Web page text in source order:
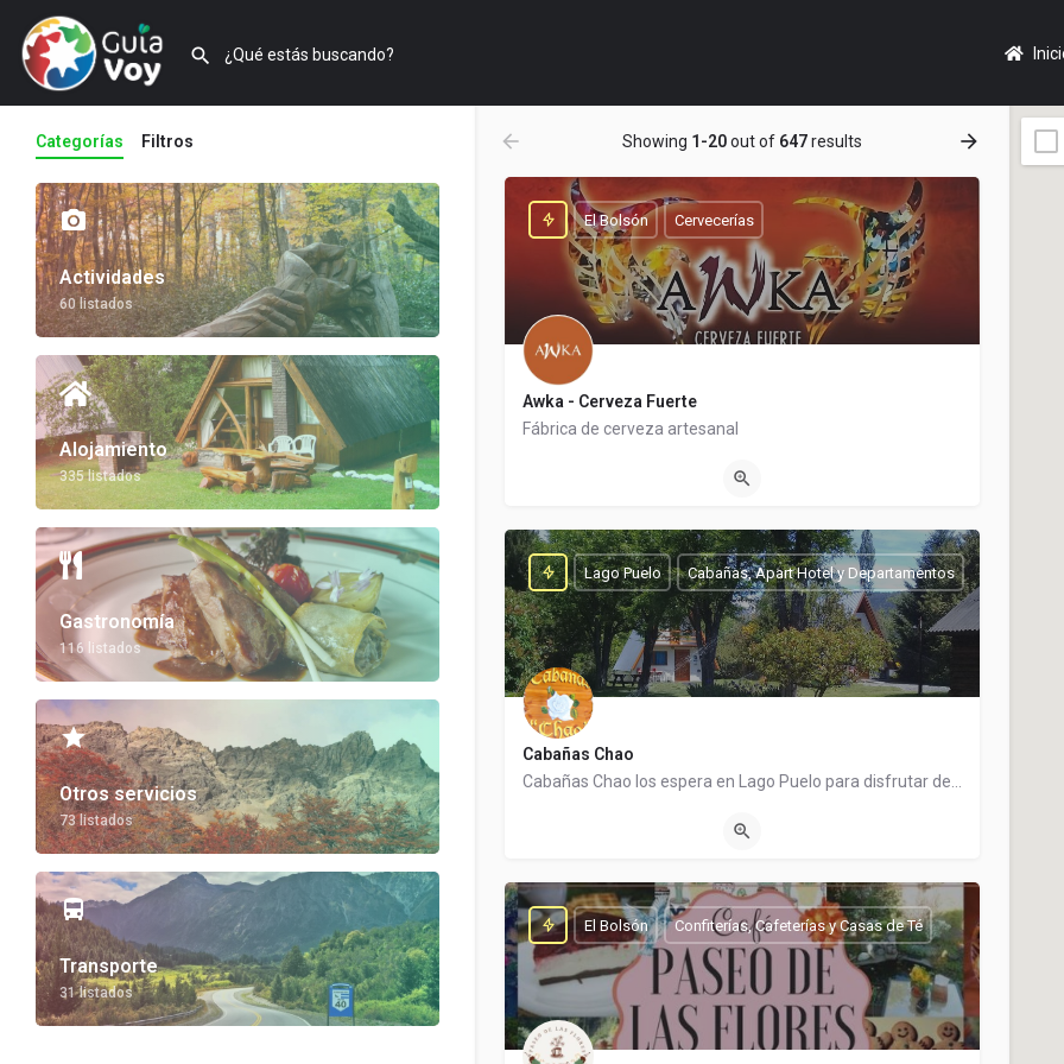
Categorías Filtros
Actividades
60 listados
Alojamiento
335 listados
Gastronomía
116 listados
Otros servicios
73 listados
Transporte
31 listados
Showing 1-20out of 647results
Awka - Cerveza Fuerte
Fábrica de cerveza artesanal
El Bolsón Cervecerías
Cabañas Chao
Lago Puelo Cabañas, Apart Hotel y Departamentos
El Bolsón Confiterías, Cafeterías y Casas de Té